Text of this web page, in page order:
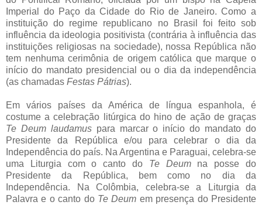
Imperial do Paço da Cidade do Rio de Janeiro. Como a
instituição do regime republicano no Brasil foi feito sob
influência da ideologia positivista (contrária à influência das
instituições religiosas na sociedade), nossa República não
tem nenhuma cerimônia de origem católica que marque o
início do mandato presidencial ou o dia da independência
(as chamadas Festas Pátrias).
Em vários países da América de língua espanhola, é
costume a celebração litúrgica do hino de ação de graças
Te Deum laudamuspara marcar o início do mandato do
Presidente da República e/ou para celebrar o dia da
Independência do país. Na Argentina e Paraguai, celebra-se
uma Liturgia com o canto do Te Deumna posse do
Presidente da República, bem como no dia da
Independência. Na Colômbia, celebra-se a Liturgia da
Palavra e o canto do Te Deum em presença do Presidente